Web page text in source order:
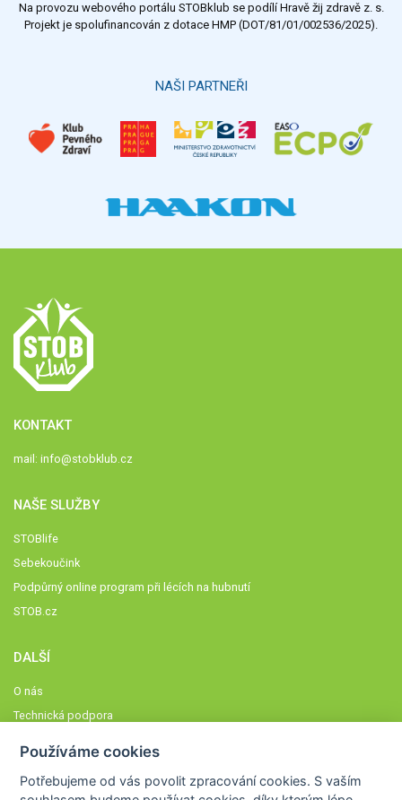
Výsledky Všechny ankety
Na provozu webového portálu STOBklub se podílí Hravě žij zdravě z. s.
Projekt je spolufinancován z dotace HMP (DOT/81/01/002536/2025).
NAŠI PARTNEŘI
KONTAKT
mail: info@stobklub.cz
NAŠE SLUŽBY
STOBlife
Sebekoučink
Podpůrný online program při lécích na hubnutí
STOB.cz
DALŠÍ
O nás
Technická podpora
Členové STOBklubu
Používáme cookies
Potřebujeme od vás povolit zpracování cookies. S vaším